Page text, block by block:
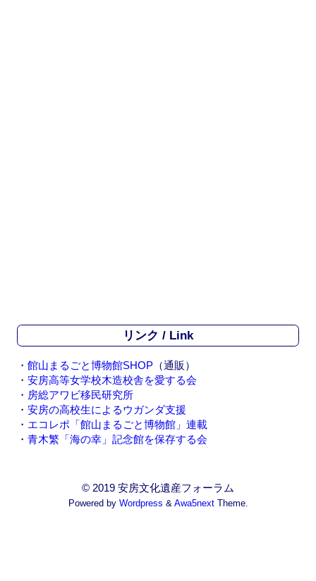
リンク / Link
・ 館山まるごと博物館SHOP （通販）
・ 安房高等女学校木造校舎を愛する会
・ 房総アワビ移民研究所
・ 安房の高校生によるウガンダ支援
・ エコレポ「館山まるごと博物館」連載
・ 青木繁「海の幸」記念館を保存する会
© 2019 安房文化遺産フォーラム
Powered by Wordpress & Awa5nextTheme.